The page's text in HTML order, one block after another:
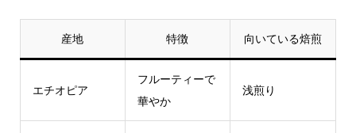
産地 特徴 向いている焙煎
エチオピア
フルーティーで
華やか
浅煎り